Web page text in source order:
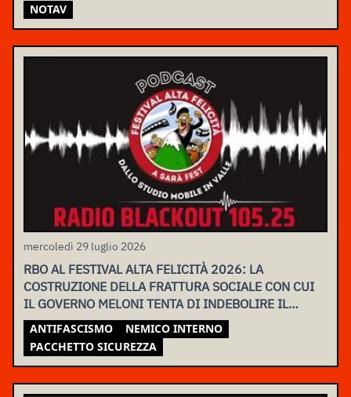
NOTAV
mercoledì 29 luglio 2026
RBO AL FESTIVAL ALTA FELICITÀ 2026: LA
COSTRUZIONE DELLA FRATTURA SOCIALE CON CUI
IL GOVERNO MELONI TENTA DI INDEBOLIRE IL
MOVIMENTO
ANTIFASCISMO
NEMICO INTERNO
PACCHETTO SICUREZZA